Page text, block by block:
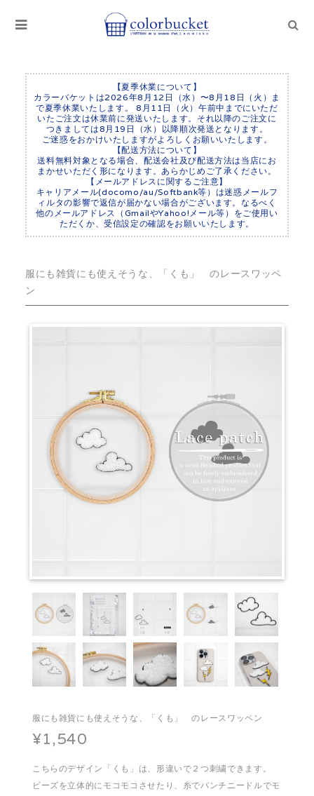
【夏季休業について】
カラーバケットは2026年8月12日（水）〜8月18日（火）ま
で夏季休業いたします。 8月11日（火）午前中までにいただ
いたご注文は休業前に発送いたします。それ以降のご注文に
つきましては8月19日（水）以降順次発送となります。
ご迷惑をおかけいたしますがよろしくお願いいたします。
【配送方法について】
送料無料対象となる場合、配送会社及び配送方法は当店にお
まかせいただく形になります。あらかじめご了承ください。
【メールアドレスに関するご注意】
キャリアメール(docomo/au/Softbank等）は迷惑メールフ
ィルタの影響で返信が届かない場合がございます。なるべく
他のメールアドレス（GmailやYahoo!メール等）をご使用い
ただくか、受信設定の確認をお願いいたします。
服にも雑貨にも使えそうな、「くも」 のレースワッペ
ン
服にも雑貨にも使えそうな、「くも」 のレースワッペン
¥1,540
こちらのデザイン「くも」は、形違いで２つ刺繍できます。
ビーズを立体的にモコモコさせたり、糸でパンチニードルでモ